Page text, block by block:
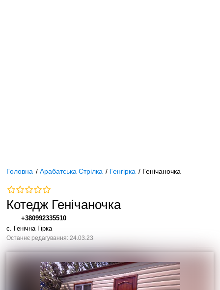
Головна /Арабатська Стрілка / Генгірка / Генічаночка
Котедж Генічаночка
+380992335510
с. Генічна Гірка
Останнє редагування: 24.03.23